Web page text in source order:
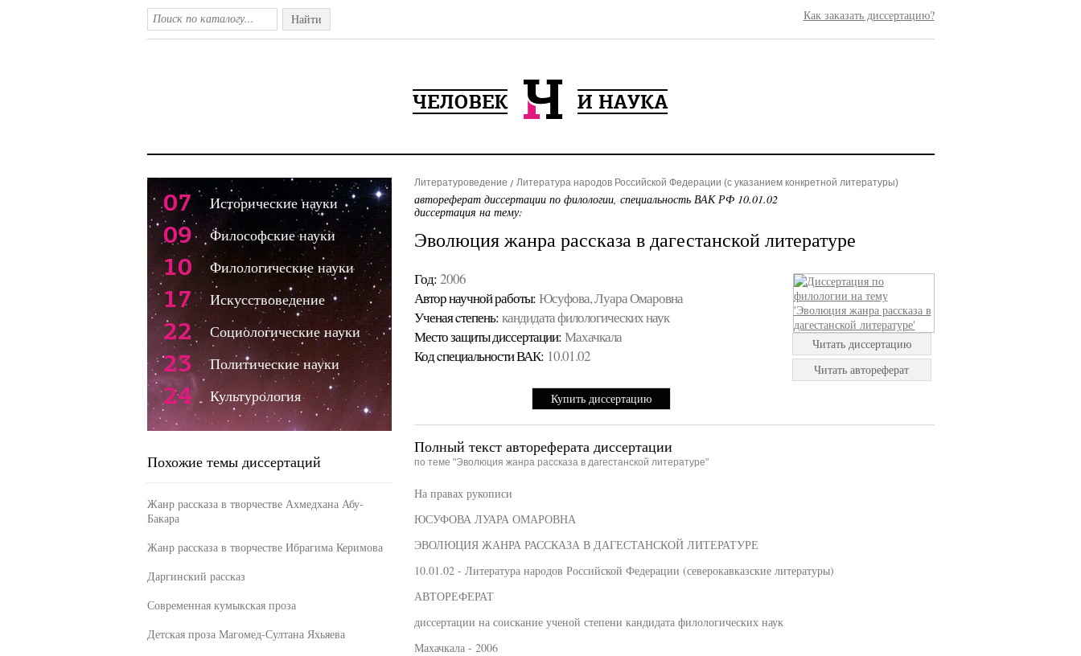
Найти Как заказать диссертацию?
Литературоведение Литература народов Российской Федерации (с указанием конкретной литературы)
автореферат диссертации по филологии, специальность ВАК РФ 10.01.02
диссертация на тему:
Эволюция жанра рассказа в дагестанской литературе
Год: 2006
Автор научной работы: Юсуфова, Луара Омаровна
Ученая cтепень: кандидата филологических наук
Место защиты диссертации: Махачкала
Код cпециальности ВАК: 10.01.02
Купить диссертацию
Читать диссертацию
Читать автореферат
Полный текст автореферата диссертации
по теме "Эволюция жанра рассказа в дагестанской литературе"
На правах рукописи
ЮСУФОВА ЛУАРА ОМАРОВНА
ЭВОЛЮЦИЯ ЖАНРА РАССКАЗА В ДАГЕСТАНСКОЙ ЛИТЕРАТУРЕ
10.01.02 - Литература народов Российской Федерации (северокавказские литературы)
АВТОРЕФЕРАТ
диссертации на соискание ученой степени кандидата филологических наук
Махачкала - 2006
07 Исторические науки
09 Философские науки
10 Филологические науки
17 Искусствоведение
22 Социологические науки
23 Политические науки
24 Культурология
Похожие темы диссертаций
Жанр рассказа в творчестве Ахмедхана Абу-
Бакара
Жанр рассказа в творчестве Ибрагима Керимова
Даргинский рассказ
Современная кумыкская проза
Детская проза Магомед-Султана Яхьяева